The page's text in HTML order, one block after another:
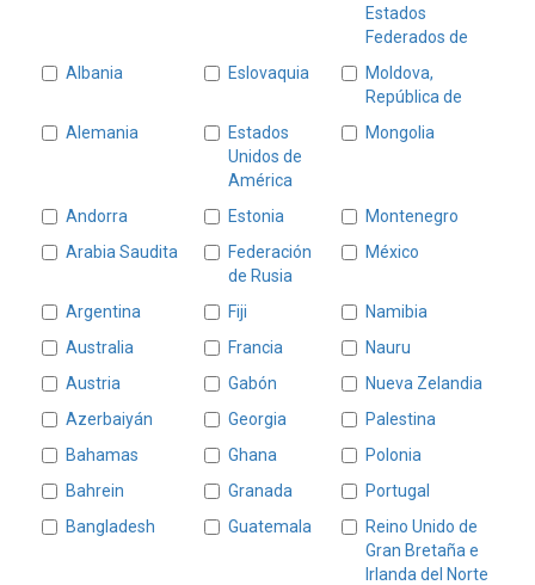
Estados
Federados de
Albania
Eslovaquia
Moldova,
República de
Alemania
Estados
Unidos de
América
Mongolia
Andorra Estonia
Montenegro
Arabia Saudita
Federación
de Rusia
México
Argentina Fiji
Namibia
Australia
Francia
Nauru
Austria
Gabón
Nueva Zelandia
Azerbaiyán
Georgia
Palestina
Bahamas
Ghana
Polonia
Bahrein
Granada
Portugal
Bangladesh
Guatemala
Reino Unido de
Gran Bretaña e
Irlanda del Norte